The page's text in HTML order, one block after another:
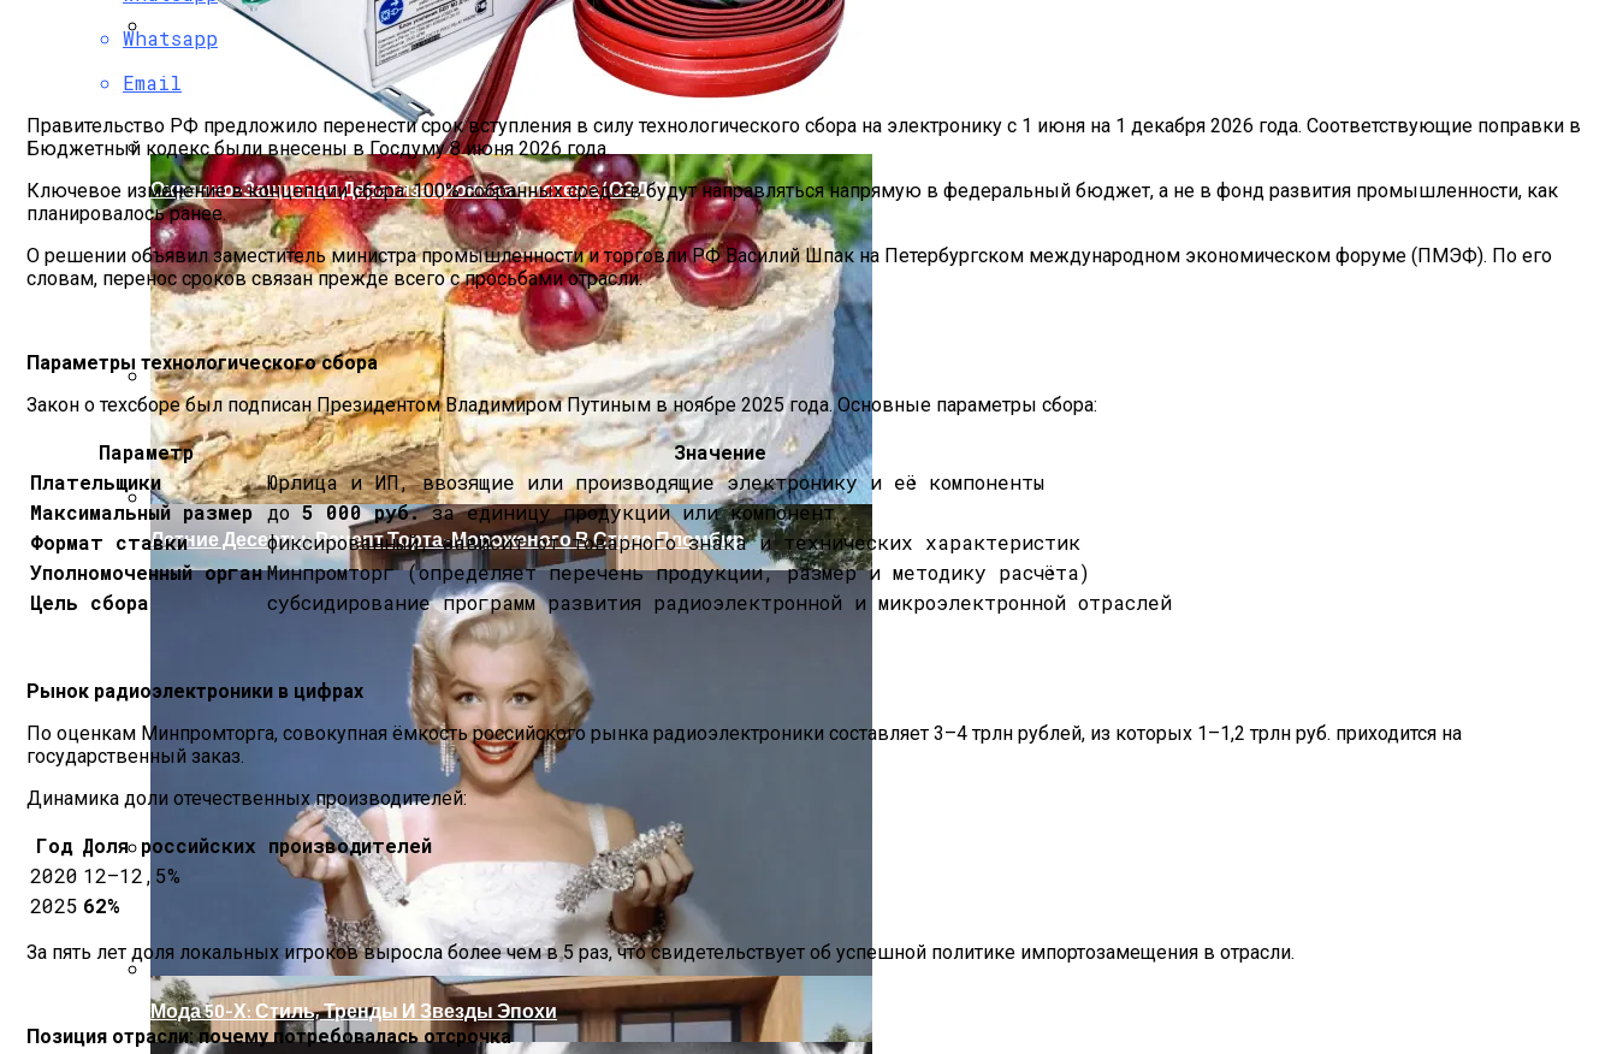
Как Правильно Выбрать Дом Для Северной Стороны Участка
Оценка Будущих Расходов На Обслуживание Вашего Дома
Мода Для Бизнес-Леди: Как Совмещать Стиль И Предпринимательство
Летние Десерты: Рецепт Торта-Мороженого В Стиле Пломбир
Мода 50-Х: Стиль, Тренды И Звезды Эпохи
Охранно-Защитная Дератизационная Система (ОЗДС)
Whatsapp
Email
Правительство РФ предложило перенести срок вступления в силу технологического сбора на электронику с 1 июня на 1 декабря 2026 года. Соответствующие поправки в
Бюджетный кодекс были внесены в Госдуму 8 июня 2026 года.
Ключевое изменение в концепции сбора: 100% собранных средств будут направляться напрямую в федеральный бюджет, а не в фонд развития промышленности, как
планировалось ранее.
О решении объявил заместитель министра промышленности и торговли РФ Василий Шпак на Петербургском международном экономическом форуме (ПМЭФ). По его
словам, перенос сроков связан прежде всего с просьбами отрасли.
Параметры технологического сбора
Закон о техсборе был подписан Президентом Владимиром Путиным в ноябре 2025 года. Основные параметры сбора:
Параметр
Значение
Плательщики
Юрлица и ИП, ввозящие или производящие электронику и её компоненты
Максимальный размер до5 000 руб.за единицу продукции или компонент
Формат ставки
фиксированный, зависит от товарного знака и технических характеристик
Уполномоченный органМинпромторг (определяет перечень продукции, размер и методику расчёта)
Цель сбора
субсидирование программ развития радиоэлектронной и микроэлектронной отраслей
Рынок радиоэлектроники в цифрах
По оценкам Минпромторга, совокупная ёмкость российского рынка радиоэлектроники составляет 3–4 трлн рублей, из которых 1–1,2 трлн руб. приходится на
государственный заказ.
Динамика доли отечественных производителей:
Год Доля российских производителей
2020 12–12,5%
2025 62%
За пять лет доля локальных игроков выросла более чем в 5 раз, что свидетельствует об успешной политике импортозамещения в отрасли.
Позиция отрасли: почему потребовалась отсрочка